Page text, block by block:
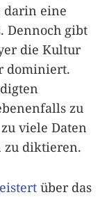
darin eine
Dennoch gibt
die Kultur
dominiert.
zu
viele Daten
zu diktieren.
über das